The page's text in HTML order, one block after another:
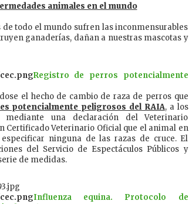
animales en el mundo
todo el mundo sufren las inconmensurables
ganaderías, dañan a nuestras mascotas y
Registro de perros potencialmente
el hecho de cambio de raza de perros que
potencialmente peligrosos del RAIA, a los
una declaración del Veterinario
Certificado Veterinario Oficial que el animal en
ninguna de las razas de cruce. El
del Servicio de Espectáculos Públicos y
de medidas.
Influenza equina. Protocolo de